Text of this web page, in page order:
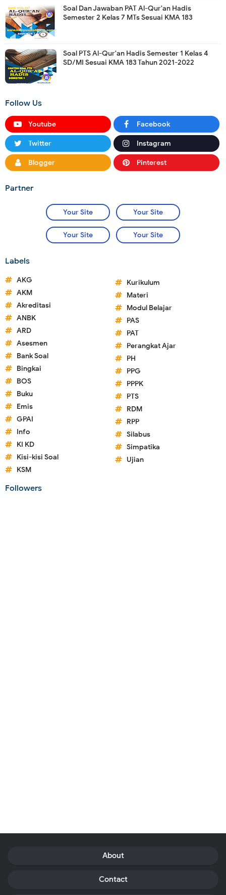
Soal Dan Jawaban PAT Al-Qur'an Hadis
Semester 2 Kelas 7 MTs Sesuai KMA 183
Soal PTS Al-Qur'an Hadis Semester 1 Kelas 4
SD/MI Sesuai KMA 183 Tahun 2021-2022
Follow Us
Youtube Facebook
Twitter Instagram
Blogger Pinterest
Partner
Your Site Your Site
Your Site Your Site
Labels
AKG
AKM
Akreditasi
ANBK
ARD
Asesmen
Bank Soal
Bingkai
BOS
Buku
Emis
GPAI
Info
KI KD
Kisi-kisi Soal
KSM
Kurikulum
Materi
Modul Belajar
PAS
PAT
Perangkat Ajar
PH
PPG
PPPK
PTS
RDM
RPP
Silabus
Simpatika
Ujian
Followers
About
Contact